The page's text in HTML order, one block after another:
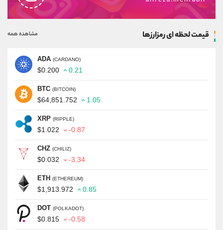
قیمت لحظه ای رمزارزها مشاهده همه
ADA (CARDANO)
$0.200 0.21
BTC (BITCOIN)
$64,851.752 1.05
XRP (RIPPLE)
$1.022 -0.87
CHZ (CHILIZ)
$0.032 -3.34
ETH (ETHEREUM)
$1,913.972 0.85
DOT (POLKADOT)
$0.815 -0.58